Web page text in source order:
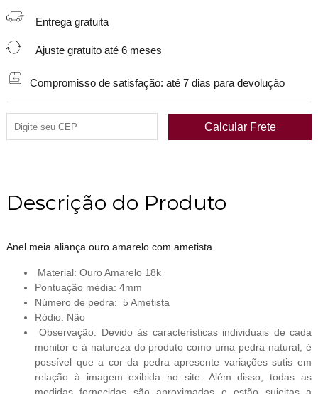
Entrega gratuita
Ajuste gratuito até 6 meses
Compromisso de satisfação: até 7 dias para devolução
Descrição do Produto
Anel meia aliança ouro amarelo com ametista.
Material: Ouro Amarelo 18k
Pontuação média: 4mm
Número de pedra: 5 Ametista
Ródio: Não
Observação: Devido às características individuais de cada
monitor e à natureza do produto como uma pedra natural, é
possível que a cor da pedra apresente variações sutis em
relação à imagem exibida no site. Além disso, todas as